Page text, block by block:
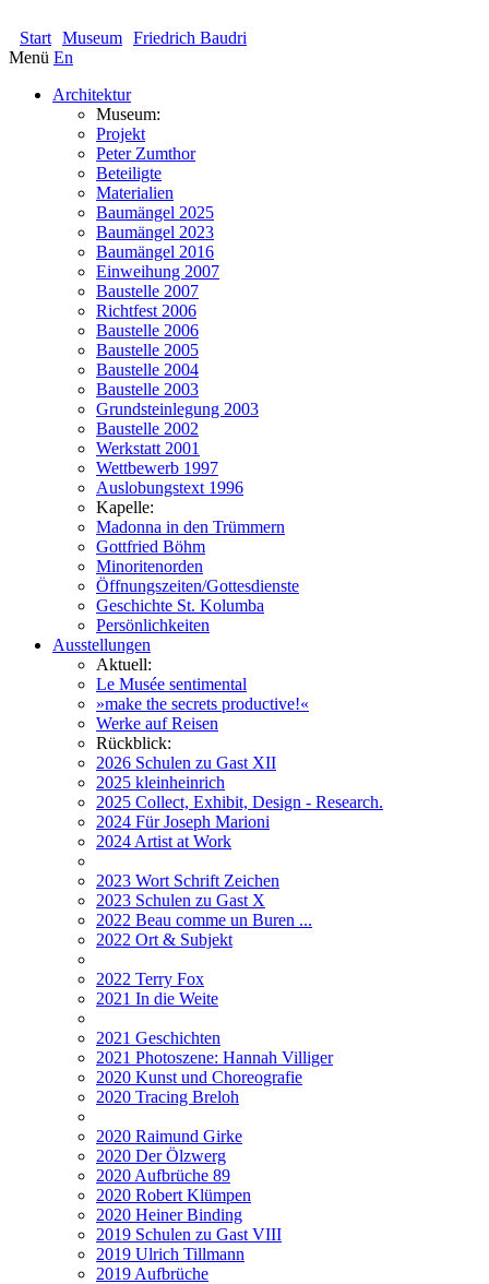
Start Museum Friedrich Baudri
Menü En
Architektur
Museum:
Projekt
Peter Zumthor
Beteiligte
Materialien
Baumängel 2025
Baumängel 2023
Baumängel 2016
Einweihung 2007
Baustelle 2007
Richtfest 2006
Baustelle 2006
Baustelle 2005
Baustelle 2004
Baustelle 2003
Grundsteinlegung 2003
Baustelle 2002
Werkstatt 2001
Wettbewerb 1997
Auslobungstext 1996
Kapelle:
Madonna in den Trümmern
Gottfried Böhm
Minoritenorden
Öffnungszeiten/Gottesdienste
Geschichte St. Kolumba
Persönlichkeiten
Ausstellungen
Aktuell:
Le Musée sentimental
»make the secrets productive!«
Werke auf Reisen
Rückblick:
2026 Schulen zu Gast XII
2025 kleinheinrich
2025 Collect, Exhibit, Design - Research.
2024 Für Joseph Marioni
2024 Artist at Work
2023 Wort Schrift Zeichen
2023 Schulen zu Gast X
2022 Beau comme un Buren ...
2022 Ort & Subjekt
2022 Terry Fox
2021 In die Weite
2021 Geschichten
2021 Photoszene: Hannah Villiger
2020 Kunst und Choreografie
2020 Tracing Breloh
2020 Raimund Girke
2020 Der Ölzwerg
2020 Aufbrüche 89
2020 Robert Klümpen
2020 Heiner Binding
2019 Schulen zu Gast VIII
2019 Ulrich Tillmann
2019 Aufbrüche